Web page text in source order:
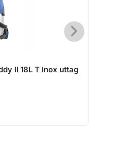
II 18L T Inox uttag